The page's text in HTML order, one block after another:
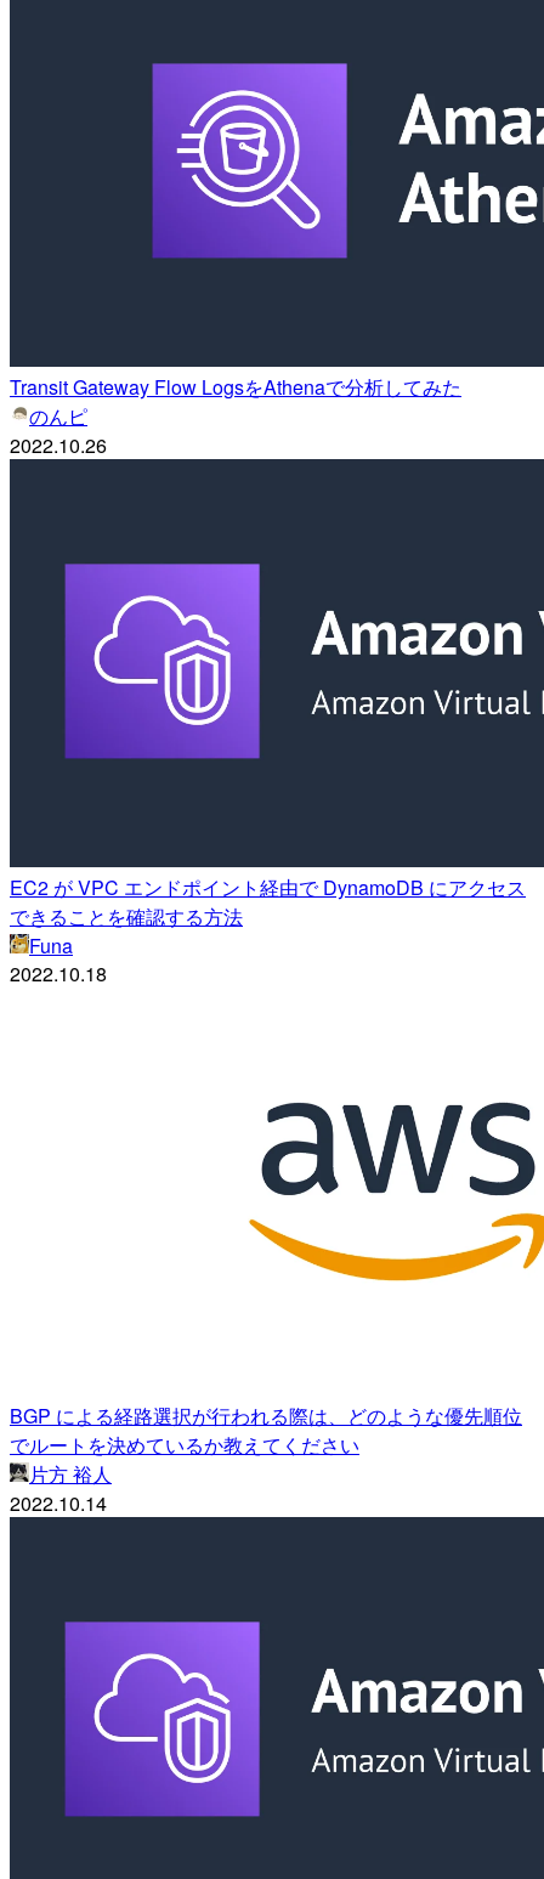
Transit Gateway Flow LogsをAthenaで分析してみた
のんピ
2022.10.26
EC2 が VPC エンドポイント経由で DynamoDB にアクセス
できることを確認する方法
Funa
2022.10.18
BGP による経路選択が行われる際は、どのような優先順位
でルートを決めているか教えてください
片方 裕人
2022.10.14